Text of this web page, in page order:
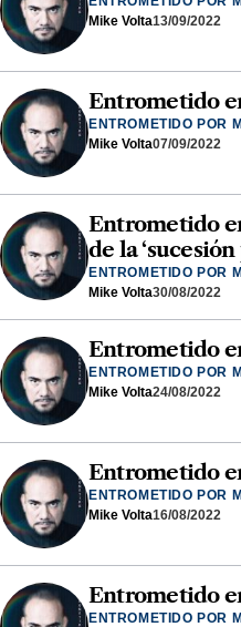
Mike Volta13/09/2022
Entrometido
ENTROMETIDO POR
Mike Volta07/09/2022
Entrometido
de la
ENTROMETIDO POR
Mike Volta30/08/2022
Entrometido
ENTROMETIDO POR
Mike Volta24/08/2022
Entrometido
ENTROMETIDO POR
Mike Volta16/08/2022
Entrometido
ENTROMETIDO POR